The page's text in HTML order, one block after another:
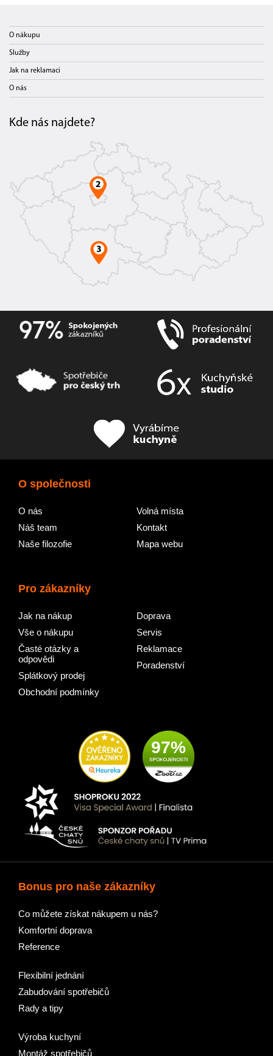
O nákupu
Služby
Jak na reklamaci
O nás
Kde nás najdete?
O společnosti
O nás
Náš team
Naše filozofie
Volná místa
Kontakt
Mapa webu
Pro zákazníky
Jak na nákup
Vše o nákupu
Časté otázky a
odpovědi
Splátkový prodej
Obchodní podmínky
Doprava
Servis
Reklamace
Poradenství
97%
Bonus pro naše zákazníky
Co můžete získat nákupem u nás?
Komfortní doprava
Reference
Flexibilní jednání
Zabudování spotřebičů
Rady a tipy
Výroba kuchyní
Montáž spotřebičů